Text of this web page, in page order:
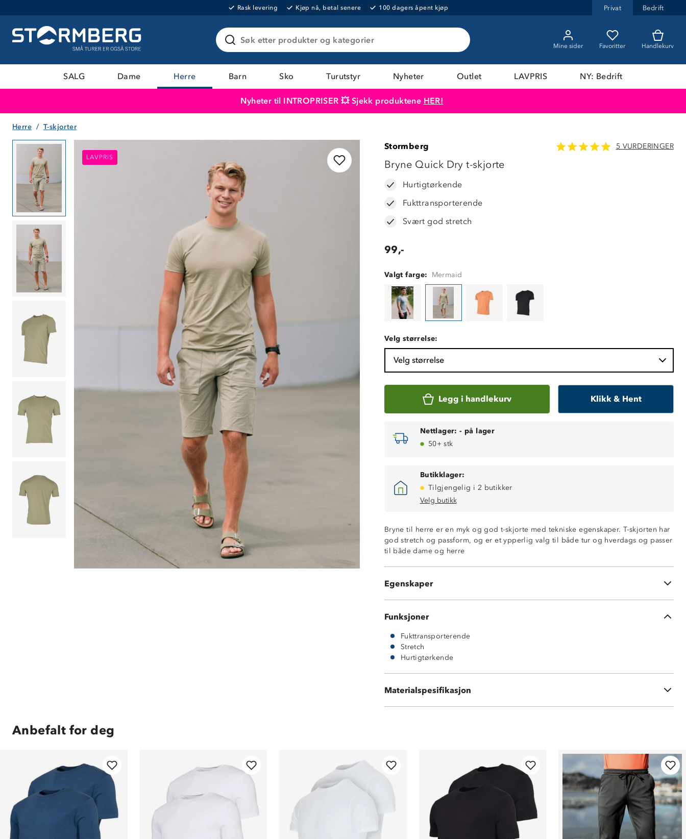
Rask levering Kjøp nå, betal senere 100 dagers åpent kjøp Privat Bedrift
Søk etter produkter og kategorier
Mine sider Favoritter Handlekurv
SALG Dame Herre Barn Sko Turutstyr Nyheter Outlet LAVPRIS NY: Bedrift
Nyheter til INTROPRISER 💥 Sjekk produktene HER!
Herre T-skjorter
LAVPRIS
LAVPRIS
Stormberg 5 VURDERINGER
Bryne Quick Dry t-skjorte
Hurtigtørkende
Fukttransporterende
Svært god stretch
99,-
Valgt farge: Mermaid
Velg størrelse:
Velg størrelse
Legg i handlekurv Klikk & Hent
Nettlager: - på lager
50+ stk
Butikklager:
Tilgjengelig i 2 butikker
Velg butikk
Bryne til herre er en myk og god t-skjorte med tekniske egenskaper. T-skjorten har
god stretch og passform, og er et ypperlig valg til både tur og hverdags og passer
til både dame og herre
Egenskaper
Hurtigtørkende
Fukttransporterende
Svært god stretch
92 % polyester og 8 % elastan
Funksjoner
Fukttransporterende
Stretch
Hurtigtørkende
Materialspesifikasjon
92 % polyester og 8 % elastan
Anbefalt for deg